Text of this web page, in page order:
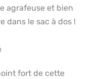
agrafeuse et bien
dans le sac à dos !
fort de cette